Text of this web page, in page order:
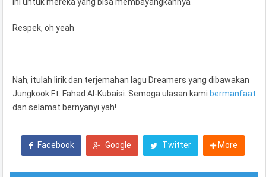
Respek, oh yeah
Nah, itulah lirik dan terjemahan lagu Dreamers yang dibawakan
Jungkook Ft. Fahad Al-Kubaisi. Semoga ulasan kami bermanfaat
dan selamat bernyanyi yah!
Facebook Google Twitter More